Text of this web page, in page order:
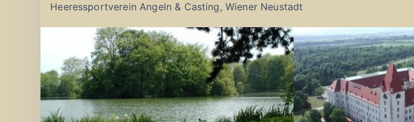
Heeressportverein Angeln & Casting, Wiener Neustadt